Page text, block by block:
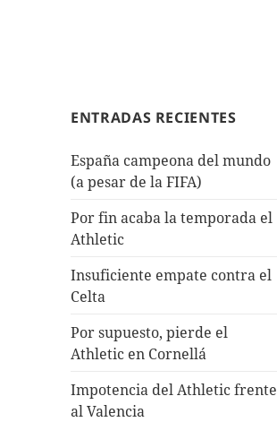
ENTRADAS RECIENTES
España campeona del mundo
(a pesar de la FIFA)
Por fin acaba la temporada el
Athletic
Insuficiente empate contra el
Celta
Por supuesto, pierde el
Athletic en Cornellá
Impotencia del Athletic frente
al Valencia